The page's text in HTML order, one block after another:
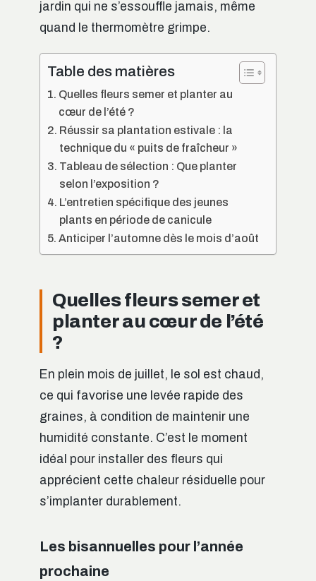
jardin qui ne s’essouffle jamais, même
quand le thermomètre grimpe.
Table des matières
Quelles fleurs semer et planter au
cœur de l’été ?
Réussir sa plantation estivale : la
technique du « puits de fraîcheur »
Tableau de sélection : Que planter
selon l’exposition ?
L’entretien spécifique des jeunes
plants en période de canicule
Anticiper l’automne dès le mois d’août
Quelles fleurs semer et
planter au cœur de l’été
?
En plein mois de juillet, le sol est chaud,
ce qui favorise une levée rapide des
graines, à condition de maintenir une
humidité constante. C’est le moment
idéal pour installer des fleurs qui
apprécient cette chaleur résiduelle pour
s’implanter durablement.
Les bisannuelles pour l’année
prochaine